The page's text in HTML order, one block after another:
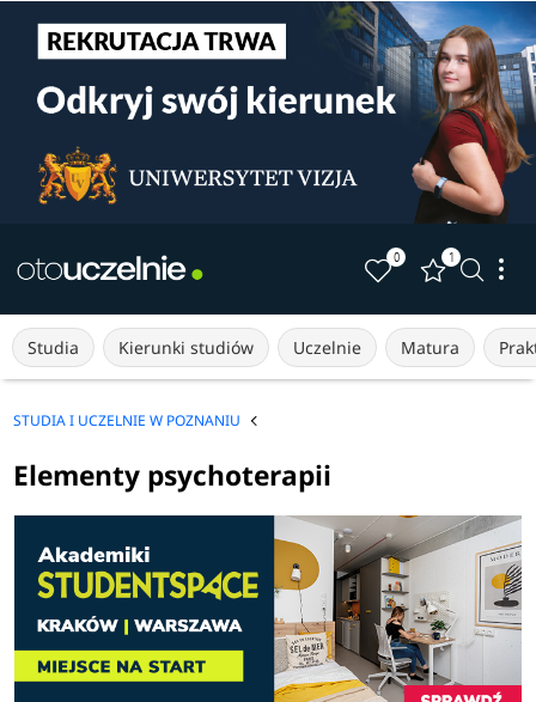
0 1
Studia Kierunki studiów Uczelnie Matura
STUDIA I UCZELNIE W POZNANIU
Elementy psychoterapii